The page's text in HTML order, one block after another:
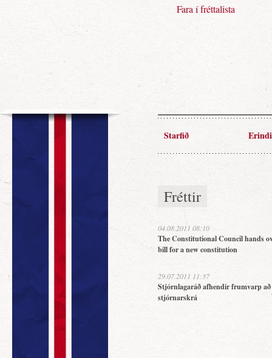
Fara í fréttalista
Starfið Erindi
Fréttir
04.08.2011 08:10
The Constitutional Council hands
bill for a new constitution
29.07.2011 11:37
Stjórnlagaráð afhendir frumvarp
stjórnarskrá